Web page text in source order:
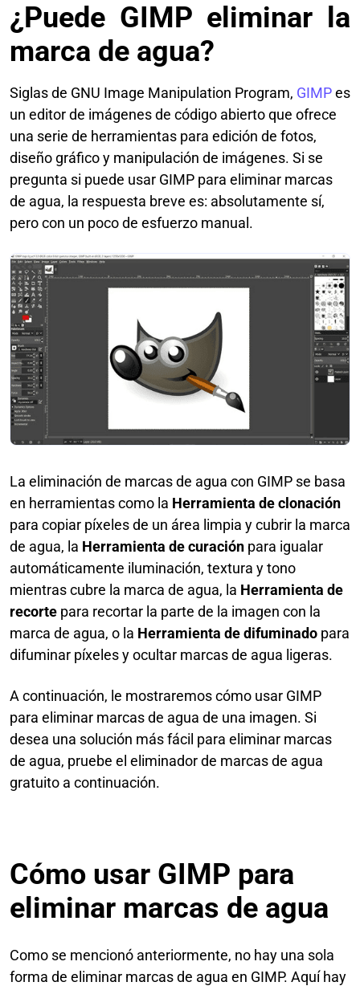
¿Puede GIMP eliminar la
marca de agua?
Siglas de GNU Image Manipulation Program, GIMPes
un editor de imágenes de código abierto que ofrece
una serie de herramientas para edición de fotos,
diseño gráfico y manipulación de imágenes. Si se
pregunta si puede usar GIMP para eliminar marcas
de agua, la respuesta breve es: absolutamente sí,
pero con un poco de esfuerzo manual.
La eliminación de marcas de agua con GIMP se basa
en herramientas como la Herramienta de clonación
para copiar píxeles de un área limpia y cubrir la marca
de agua, la Herramienta de curación para igualar
automáticamente iluminación, textura y tono
mientras cubre la marca de agua, la Herramienta de
recorte para recortar la parte de la imagen con la
marca de agua, o la Herramienta de difuminado para
difuminar píxeles y ocultar marcas de agua ligeras.
A continuación, le mostraremos cómo usar GIMP
para eliminar marcas de agua de una imagen. Si
desea una solución más fácil para eliminar marcas
de agua, pruebe el eliminador de marcas de agua
gratuito a continuación.
Cómo usar GIMP para
eliminar marcas de agua
Como se mencionó anteriormente, no hay una sola
forma de eliminar marcas de agua en GIMP. Aquí hay